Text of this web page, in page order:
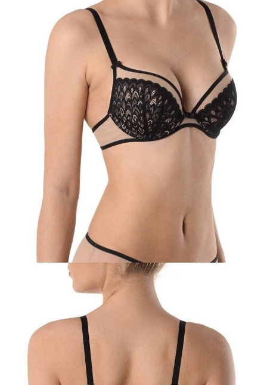
+
DODAJ DO KOSZYKA
Jak złożyć zamówienie
POWIADOM MNIE O DOSTĘPNOŚCI
ПОЛУЧИТЬ ПО EMAIL
Kurier,darmowa od 99 zł
czas dostawy: 1-2 dni robocze
Paczkomaty InPost 24/7, darmowa od 50 zł
czas dostawy: 1-2 dni robocze
w sklepie Conte (Łodz)
pn.- czw. 8:00 - 16:00, pt. 8:00 - 14:00
Opis produktu
Opinie
Pytania
O produkcie
Biustonosz Venus wykonany jest z delikatnej koronki o nietypowym
wzorze. Lekkość wzoru wspiera przewiewna siateczka o delikatnym
połysku.